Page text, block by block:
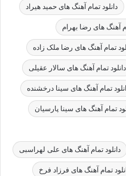
دانلود تمام آهنگ های حمید هیراد
آهنگ های رضا بهرام
تمام آهنگ های رضا ملک زاده
دانلود تمام آهنگ های سالار عقیلی
تمام آهنگ های سینا درخشنده
تمام آهنگ های سینا پارسیان
دانلود تمام آهنگ های علی لهراسبی
تمام آهنگ های فرزاد فرخ